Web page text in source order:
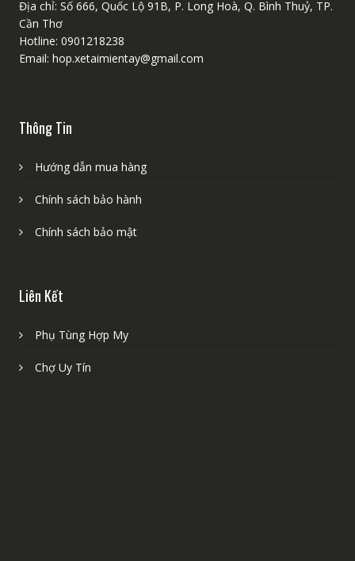
Địa chỉ: Số 666, Quốc Lộ 91B, P. Long Hoà, Q. Bình Thuỷ, TP.
Cần Thơ
Hotline: 0901218238
Email: hop.xetaimientay@gmail.com
Thông Tin
Hướng dẫn mua hàng
Chính sách bảo hành
Chính sách bảo mật
Liên Kết
Phụ Tùng Hợp My
Chợ Uy Tín